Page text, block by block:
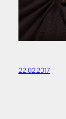
22.02.2017